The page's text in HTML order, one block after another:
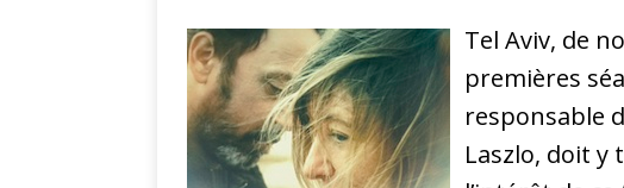
Tel Aviv, de
premières
responsable
Laszlo, doit y